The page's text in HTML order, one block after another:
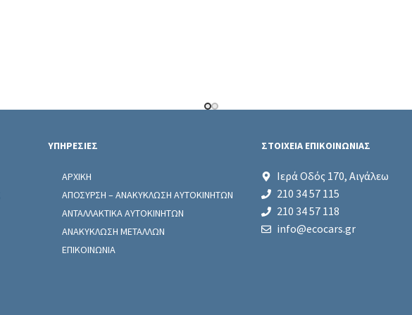
ΥΠΗΡΕΣΙΕΣ
ΑΡΧΙΚΗ
ΑΠΟΣΥΡΣΗ – ΑΝΑΚΥΚΛΩΣΗ ΑΥΤΟΚΙΝΗΤΩΝ
ΑΝΤΑΛΛΑΚΤΙΚΑ ΑΥΤΟΚΙΝΗΤΩΝ
ΑΝΑΚΥΚΛΩΣΗ ΜΕΤΑΛΛΩΝ
ΕΠΙΚΟΙΝΩΝΙΑ
ΣΤΟΙΧΕΙΑ ΕΠΙΚΟΙΝΩΝΙΑΣ
Ιερά Οδός 170, Αιγάλεω
210 34 57 115
210 34 57 118
info@ecocars.gr